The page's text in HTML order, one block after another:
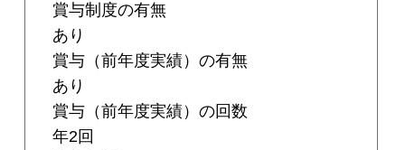
賞与制度の有無
あり
賞与（前年度実績）の有無
あり
賞与（前年度実績）の回数
年2回